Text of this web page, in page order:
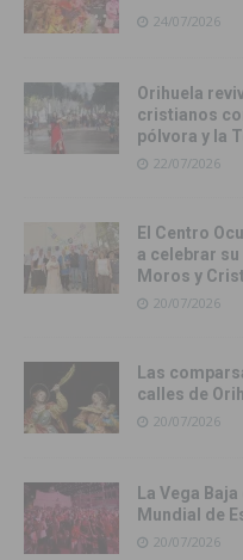
24/07/2026
Orihuela
cristianos
pólvora y la
22/07/2026
El Centro
a celebrar
Moros y
20/07/2026
Las
calles de
20/07/2026
La Vega
Mundial de
20/07/2026